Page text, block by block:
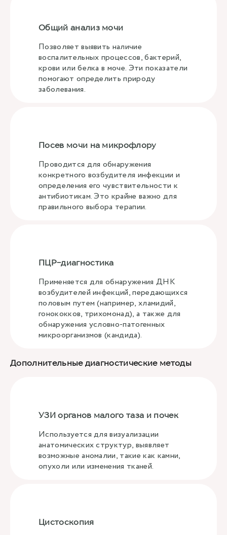
Общий анализ мочи
Позволяет выявить наличие
воспалительных процессов, бактерий,
крови или белка в моче. Эти показатели
помогают определить природу
заболевания.
Посев мочи на микрофлору
Проводится для обнаружения
конкретного возбудителя инфекции и
определения его чувствительности к
антибиотикам. Это крайне важно для
правильного выбора терапии.
ПЦР-диагностика
Применяется для обнаружения ДНК
возбудителей инфекций, передающихся
половым путем (например, хламидий,
гонококков, трихомонад), а также для
обнаружения условно-патогенных
микроорганизмов (кандида).
Дополнительные диагностические методы
УЗИ органов малого таза и почек
Используется для визуализации
анатомических структур, выявляет
возможные аномалии, такие как камни,
опухоли или изменения тканей.
Цистоскопия